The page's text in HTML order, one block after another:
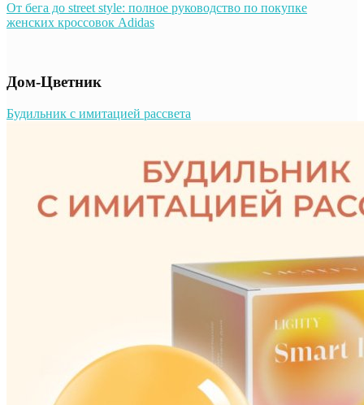
От бега до street style: полное руководство по покупке
женских кроссовок Adidas
Дом-Цветник
Будильник с имитацией рассвета